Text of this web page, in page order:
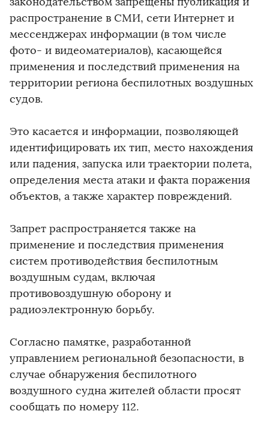
распространение в СМИ, сети Интернет и
мессенджерах информации (в том числе
фото- и видеоматериалов), касающейся
применения и последствий применения на
территории региона беспилотных воздушных
судов.
Это касается и информации, позволяющей
идентифицировать их тип, место нахождения
или падения, запуска или траектории полета,
определения места атаки и факта поражения
объектов, а также характер повреждений.
Запрет распространяется также на
применение и последствия применения
систем противодействия беспилотным
воздушным судам, включая
противовоздушную оборону и
радиоэлектронную борьбу.
Согласно памятке, разработанной
управлением региональной безопасности, в
случае обнаружения беспилотного
воздушного судна жителей области просят
сообщать по номеру 112.